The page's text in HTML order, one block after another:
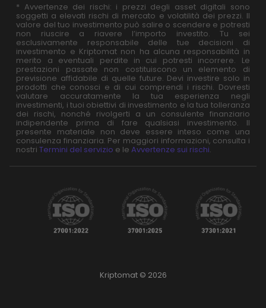
* Avvertenze dei rischi: i prezzi degli asset digitali sono
soggetti a elevati rischi di mercato e volatilità dei prezzi. Il
valore del tuo investimento può salire o scendere e potresti
non riuscire a riavere l’importo investito. Tu sei
esclusivamente responsabile delle tue decisioni di
investimento e Kriptomat non ha alcuna responsabilità in
merito a eventuali perdite in cui potresti incorrere. Le
prestazioni passate non costituiscono un elemento di
previsione affidabile di quelle future. Devi investire solo in
prodotti che conosci e di cui comprendi i rischi. Dovresti
valutare accuratamente la tua esperienza negli
investimenti, i tuoi obiettivi di investimento e la tua tolleranza
dei rischi, nonché rivolgerti a un consulente finanziario
indipendente prima di fare qualsiasi investimento. Il
presente materiale non deve essere inteso come una
consulenza finanziaria. Per maggiori informazioni, consulta i
nostriTermini del servizio e leAvvertenze sui rischi.
Kriptomat © 2026